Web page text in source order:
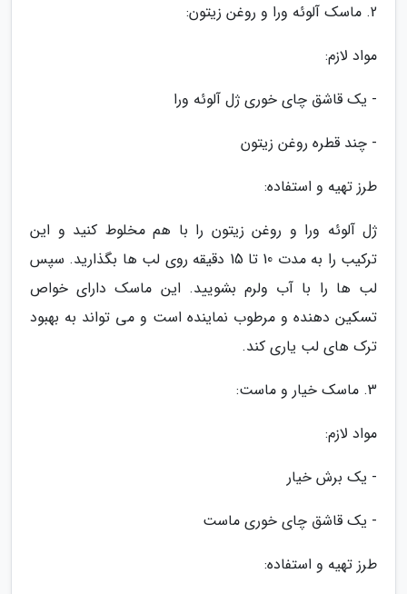
2. ماسک آلوئه ورا و روغن زیتون:
مواد لازم:
- یک قاشق چای خوری ژل آلوئه ورا
- چند قطره روغن زیتون
طرز تهیه و استفاده:
ژل آلوئه ورا و روغن زیتون را با هم مخلوط کنید و این
ترکیب را به مدت 10 تا 15 دقیقه روی لب ها بگذارید. سپس
لب ها را با آب ولرم بشویید. این ماسک دارای خواص
تسکین دهنده و مرطوب نماینده است و می تواند به بهبود
ترک های لب یاری کند.
3. ماسک خیار و ماست:
مواد لازم:
- یک برش خیار
- یک قاشق چای خوری ماست
طرز تهیه و استفاده: